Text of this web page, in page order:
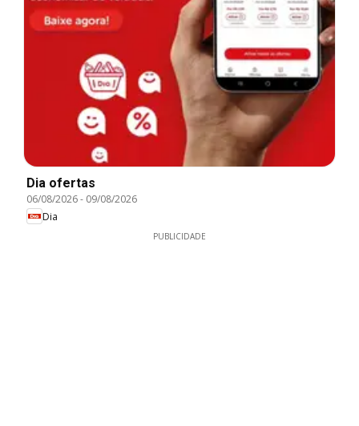
Dia ofertas
06/08/2026- 09/08/2026
Dia
PUBLICIDADE